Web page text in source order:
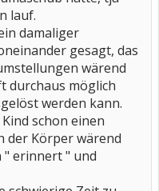
lauf.
damaliger
gesagt, das
wärend
durchaus möglich
werden kann.
schon einen
der Körper wärend
erinnert " und